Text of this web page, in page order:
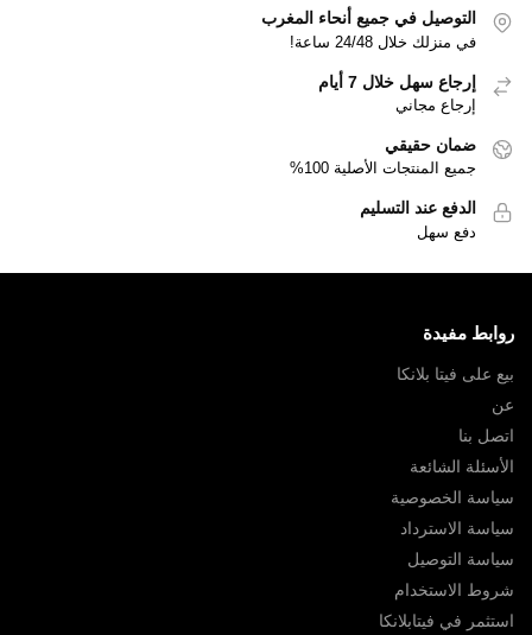
التوصيل في جميع أنحاء المغرب
في منزلك خلال 24/48 ساعة!
إرجاع سهل خلال 7 أيام
إرجاع مجاني
ضمان حقيقي
جميع المنتجات الأصلية 100%
الدفع عند التسليم
دفع سهل
روابط مفيدة
بيع على فيتا بلانكا
عن
اتصل بنا
الأسئلة الشائعة
سياسة الخصوصية
سياسة الاسترداد
سياسة التوصيل
شروط الاستخدام
استثمر في فيتابلانكا